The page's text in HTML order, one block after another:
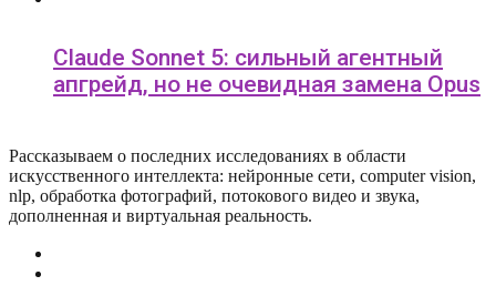
Claude Sonnet 5: сильный агентный
апгрейд, но не очевидная замена Opus
Рассказываем о последних исследованиях в области
искусcтвенного интеллекта: нейронные сети, computer vision,
nlp, обработка фотографий, потокового видео и звука,
дополненная и виртуальная реальность.